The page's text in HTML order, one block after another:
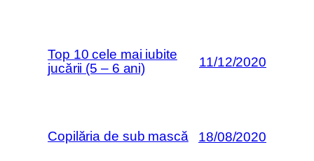
Top 10 cele mai iubite
jucării (5 – 6 ani)
11/12/2020
Copilăria de sub mască 18/08/2020